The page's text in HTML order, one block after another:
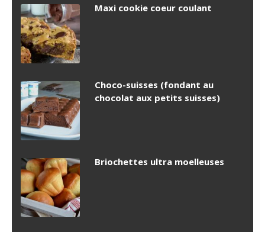
Maxi cookie coeur coulant
Choco-suisses (fondant au
chocolat aux petits suisses)
Briochettes ultra moelleuses